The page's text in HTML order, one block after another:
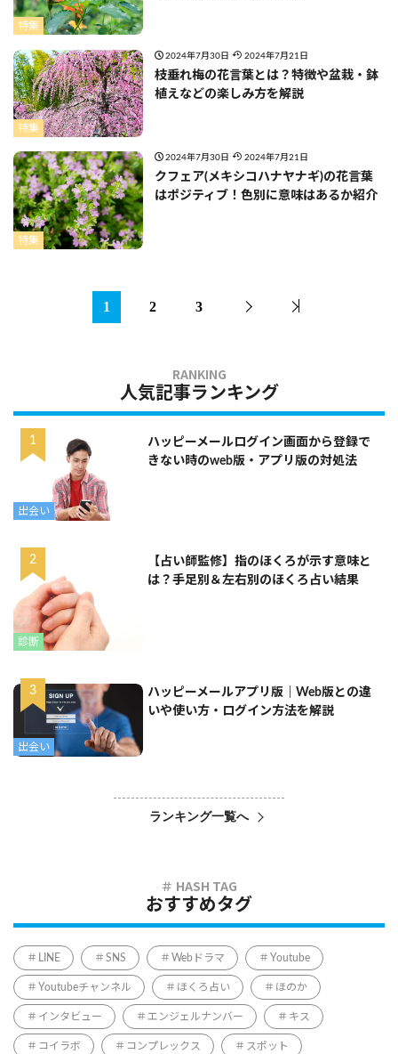
特集
特集
2024年7月30日 2024年7月21日
枝垂れ梅の花言葉とは？特徴や盆栽・鉢
植えなどの楽しみ方を解説
特集
2024年7月30日 2024年7月21日
クフェア(メキシコハナヤナギ)の花言葉
はポジティブ！色別に意味はあるか紹介
1 2 3
人気記事ランキング
出会い
ハッピーメールログイン画面から登録で
きない時のweb版・アプリ版の対処法
診断
【占い師監修】指のほくろが示す意味と
は？手足別＆左右別のほくろ占い結果
出会い
ハッピーメールアプリ版｜Web版との違
いや使い方・ログイン方法を解説
ランキング一覧へ
おすすめタグ
LINE SNS Webドラマ Youtube
Youtubeチャンネル ほくろ占い ほのか
インタビュー エンジェルナンバー キス
コイラボ コンプレックス スポット